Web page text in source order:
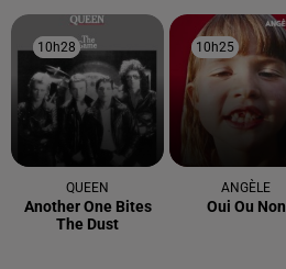
10h28
10h28
QUEEN
Another One Bites
The Dust
10h25
10h25
ANGÈLE
Oui Ou Non